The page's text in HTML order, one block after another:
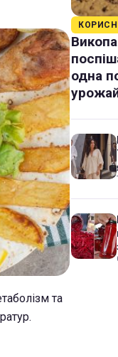
та
одна